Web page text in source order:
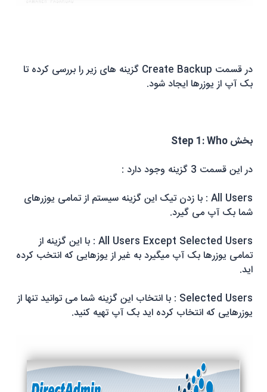
در قسمت Create Backup گزینه های زیر را بررسی کرده تا
بک آپ از یوزرها ایجاد شود.
بخشStep 1: Who
در این قسمت 3 گزینه وجود دارد :
All Users : با زدن تیک این گزینه سیستم از تمامی یوزرهای
شما بک آپ می گیرد.
All Users Except Selected Users : با این گزینه از
تمامی یوزرها بک آپ میگیرد به غیر از یوزهایی که انتخب کرده
اید.
Selected Users : با انتخاب این گزینه شما می توانید تنها از
یوزرهایی که انتخاب کرده اید بک آپ تهیه کنید.